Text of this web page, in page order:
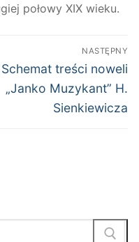
połowy XIX wieku.
NASTĘPNY
Następny
wpis:
Schemat treści noweli
„Janko Muzykant” H.
Sienkiewicza